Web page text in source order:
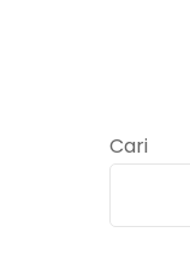
Cari